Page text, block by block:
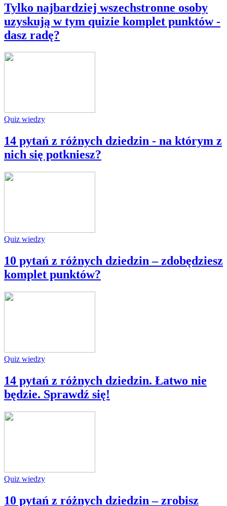
Tylko najbardziej wszechstronne osoby
uzyskują w tym quizie komplet punktów -
dasz radę?
Quiz wiedzy
14 pytań z różnych dziedzin - na którym z
nich się potkniesz?
Quiz wiedzy
10 pytań z różnych dziedzin – zdobędziesz
komplet punktów?
Quiz wiedzy
14 pytań z różnych dziedzin. Łatwo nie
będzie. Sprawdź się!
Quiz wiedzy
10 pytań z różnych dziedzin – zrobisz